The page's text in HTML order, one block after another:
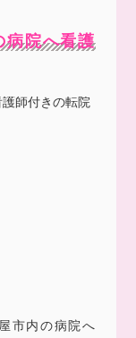
院へ看護
市内の病院へ